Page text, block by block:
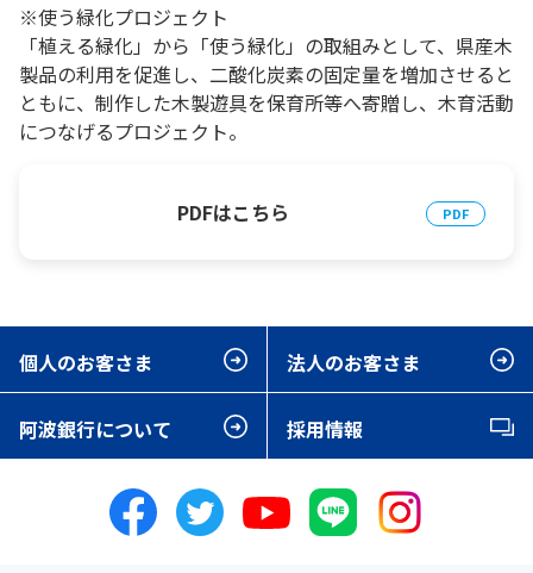
※使う緑化プロジェクト
「植える緑化」から「使う緑化」の取組みとして、県産木
製品の利用を促進し、二酸化炭素の固定量を増加させると
ともに、制作した木製遊具を保育所等へ寄贈し、木育活動
につなげるプロジェクト。
PDFはこちら
個人のお客さま 法人のお客さま
阿波銀行について 採用情報